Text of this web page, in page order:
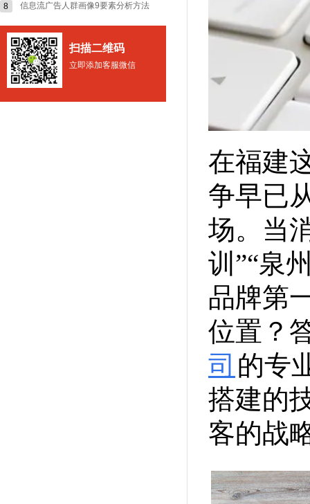
8 信息流广告人群画像9要素分析方法
扫描二维码
立即添加客服微信
在福建
争早已
场。当
训”“泉
品牌第
位置？
司 的专
搭建的
客的战